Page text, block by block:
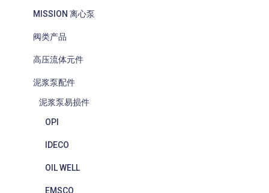
MISSION 离心泵
阀类产品
高压流体元件
泥浆泵配件
泥浆泵易损件
OPI
IDECO
OIL WELL
EMSCO